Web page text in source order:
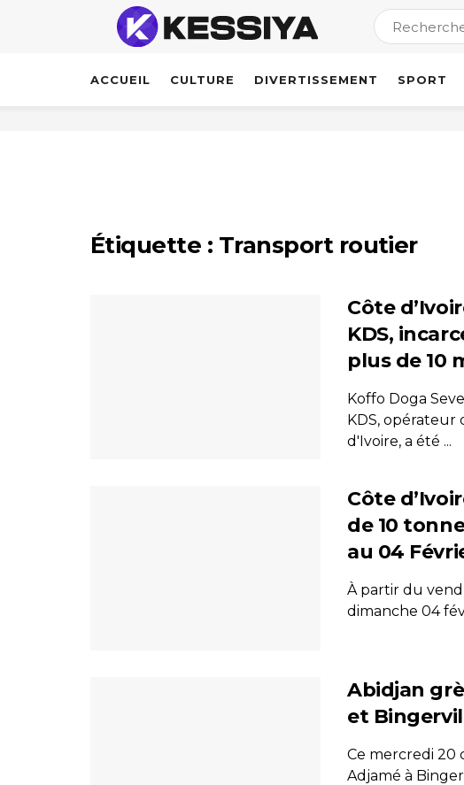
ACCUEIL CULTURE DIVERTISSEMENT SPORT
Étiquette : Transport routier
Côte
KDS,
plus de 10
Koffo Doga
KDS, opérateur
d'Ivoire, a été ...
Côte
de 10
au 04
À partir du
dimanche 04
Abidjan
et
Ce mercredi 20
Adjamé à